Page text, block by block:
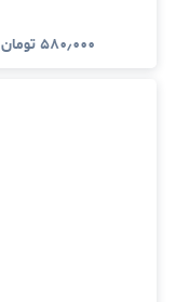
۵۸۰٫۰۰۰تومان